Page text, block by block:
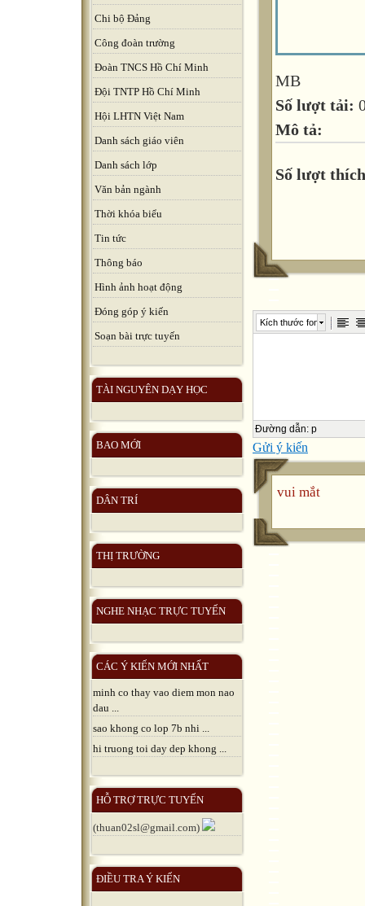
Chi bộ Đảng
Công đoàn trường
Đoàn TNCS Hồ Chí Minh
Đội TNTP Hồ Chí Minh
Hội LHTN Việt Nam
Danh sách giáo viên
Danh sách lớp
Văn bản ngành
Thời khóa biểu
Tin tức
Thông báo
Hình ảnh hoạt động
Đóng góp ý kiến
Soạn bài trực tuyến
TÀI NGUYÊN DẠY HỌC
BAO MỚI
DÂN TRÍ
THỊ TRƯỜNG
NGHE NHẠC TRỰC TUYẾN
CÁC Ý KIẾN MỚI NHẤT
minh co thay vao diem mon nao
dau ...
sao khong co lop 7b nhi ...
hi truong toi day dep khong ...
HỖ TRỢ TRỰC TUYẾN
(thuan02sl@gmail.com)
ĐIỀU TRA Ý KIẾN
MB
Số lượt tải:
Mô tả:
Số lượt
Kích thước font
Đường dẫn: p
Gửi ý kiến
vui mắt